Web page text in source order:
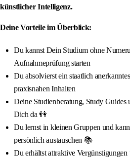
künstlicher Intelligenz.
Deine Vorteile im Überblick:
Du kannst Dein Studium ohne
Aufnahmeprüfung starten
Du absolvierst ein staatlich
praxisnahen Inhalten
Deine Studienberatung, Study Guides
Dich da 👫
Du lernst in kleinen Gruppen und
persönlich austauschen 📚
Du erhältst attraktive